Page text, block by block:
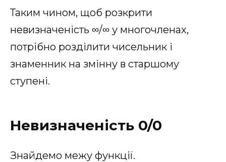
Таким чином, щоб розкрити
невизначеність ∞/∞ у многочленах,
потрібно розділити чисельник і
знаменник на змінну в старшому
ступені.
Невизначеність 0/0
Знайдемо межу функції.